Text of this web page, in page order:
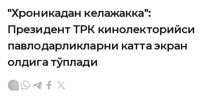
"Хроникадан келажакка":
Президент ТРК кинолекторийси
павлодарликларни катта экран
олдига тўплади